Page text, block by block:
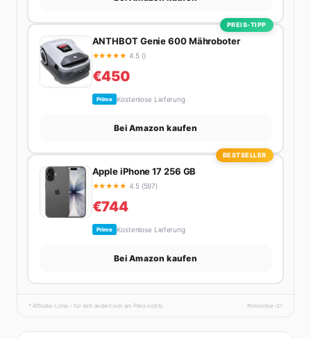
PREIS-TIPP
ANTHBOT Genie 600 Mähroboter
★★★★★ 4.5 ()
€450
Prime Kostenlose Lieferung
Bei Amazon kaufen
BESTSELLER
Apple iPhone 17 256 GB
★★★★★ 4.5 (597)
€744
Prime Kostenlose Lieferung
Bei Amazon kaufen
* Affiliate-Links – für dich ändert sich am Preis nichts. fhmonline-21